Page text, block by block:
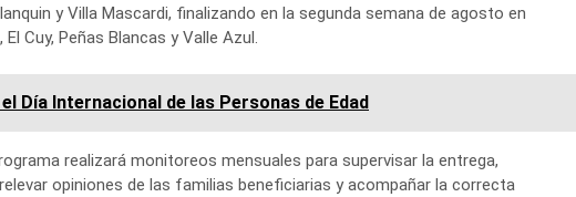
y Villa Mascardi, finalizando en la segunda semana de agosto en
Cuy, Peñas Blancas y Valle Azul.
Día Internacional de las Personas de Edad
realizará monitoreos mensuales para supervisar la entrega,
opiniones de las familias beneficiarias y acompañar la correcta